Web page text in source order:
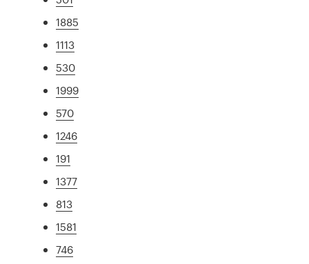
1885
1113
530
1999
570
1246
191
1377
813
1581
746